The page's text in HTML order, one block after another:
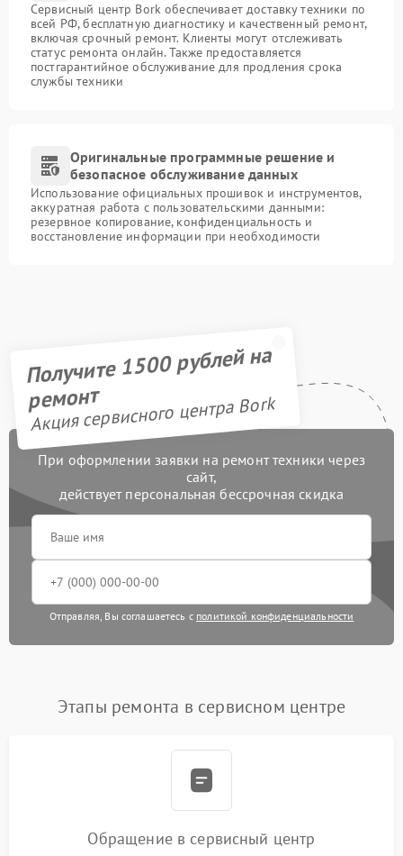
Сервисный центр Bork обеспечивает доставку техники по
всей РФ, бесплатную диагностику и качественный ремонт,
включая срочный ремонт. Клиенты могут отслеживать
статус ремонта онлайн. Также предоставляется
постгарантийное обслуживание для продления срока
службы техники
Оригинальные программные решение и
безопасное обслуживание данных
Использование официальных прошивок и инструментов,
аккуратная работа с пользовательскими данными:
резервное копирование, конфиденциальность и
восстановление информации при необходимости
Получите 1500 рублей на
ремонт
Акция сервисного центра Bork
При оформлении заявки на ремонт техники через
сайт,
действует персональная бессрочная скидка
Отправляя, Вы соглашаетесь с политикой конфиденциальности
Этапы ремонта в сервисном центре
Обращение в сервисный центр